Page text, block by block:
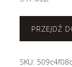
PRZEJDŹ
SKU: